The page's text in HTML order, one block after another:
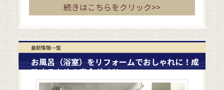
続きはこちらをクリック>>
最新情報一覧
お風呂（浴室）をリフォームでおしゃれに！成
功するための完全ガイド